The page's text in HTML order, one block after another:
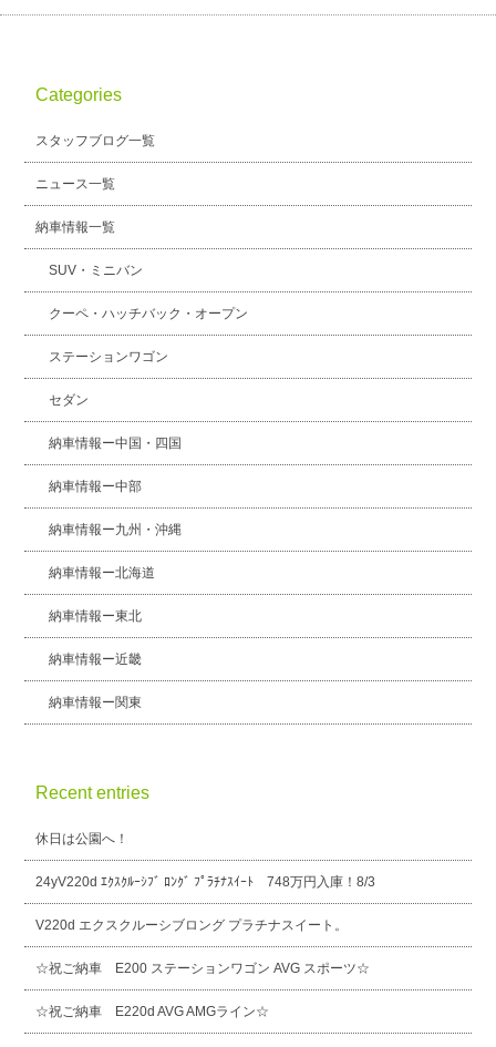
Categories
スタッフブログ一覧
ニュース一覧
納車情報一覧
SUV・ミニバン
クーペ・ハッチバック・オープン
ステーションワゴン
セダン
納車情報ー中国・四国
納車情報ー中部
納車情報ー九州・沖縄
納車情報ー北海道
納車情報ー東北
納車情報ー近畿
納車情報ー関東
Recent entries
休日は公園へ！
24yV220d ｴｸｽｸﾙｰｼﾌﾞ ﾛﾝｸﾞ ﾌﾟﾗﾁﾅｽｲｰﾄ 748万円入庫！8/3
V220d エクスクルーシブロング プラチナスイート。
☆祝ご納車 E200 ステーションワゴン AVG スポーツ☆
☆祝ご納車 E220d AVG AMGライン☆